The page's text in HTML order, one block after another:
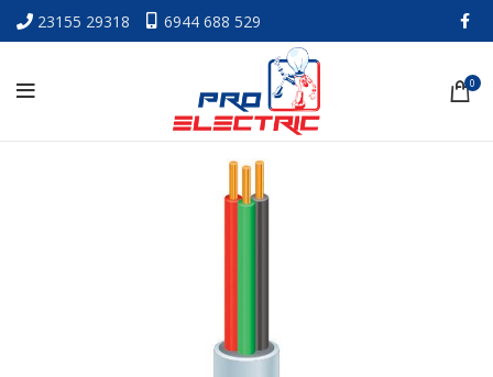
23155 29318 6944 688 529
0